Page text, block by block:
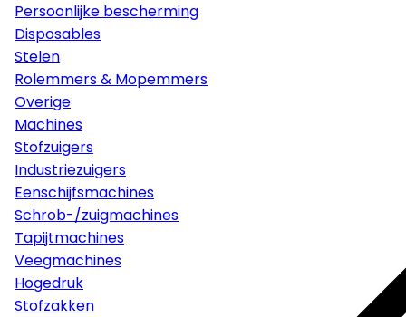
Persoonlijke bescherming
Disposables
Stelen
Rolemmers & Mopemmers
Overige
Machines
Stofzuigers
Industriezuigers
Eenschijfsmachines
Schrob-/zuigmachines
Tapijtmachines
Veegmachines
Hogedruk
Stofzakken